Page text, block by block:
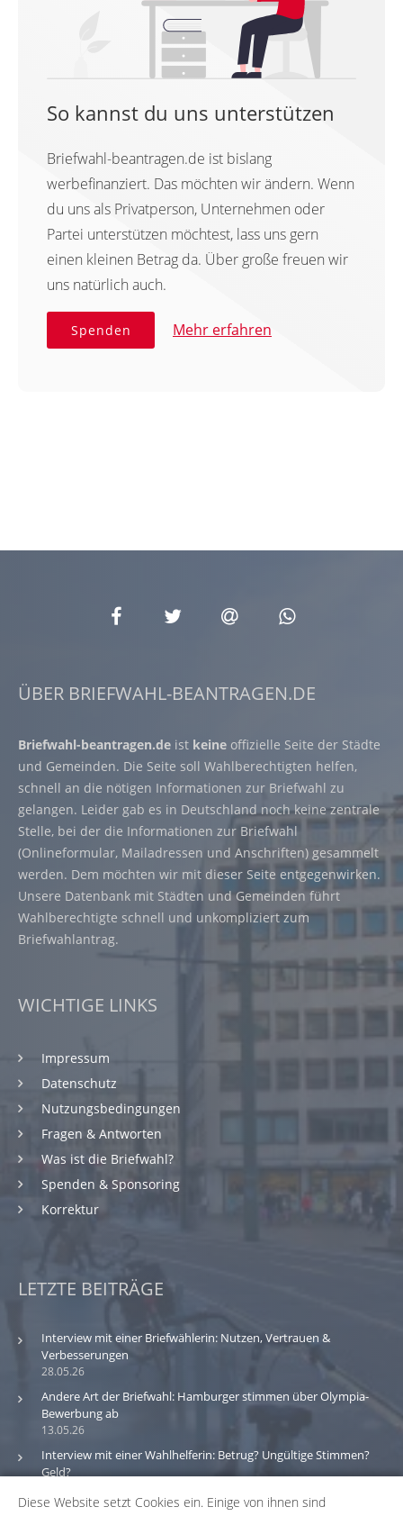
So kannst du uns unterstützen
Briefwahl-beantragen.de ist bislang
werbefinanziert. Das möchten wir ändern. Wenn
du uns als Privatperson, Unternehmen oder
Partei unterstützen möchtest, lass uns gern
einen kleinen Betrag da. Über große freuen wir
uns natürlich auch.
Spenden Mehr erfahren
ÜBER BRIEFWAHL-BEANTRAGEN.DE
Briefwahl-beantragen.de ist keine offizielle Seite der Städte
und Gemeinden. Die Seite soll Wahlberechtigten helfen,
schnell an die nötigen Informationen zur Briefwahl zu
gelangen. Leider gab es in Deutschland noch keine zentrale
Stelle, bei der die Informationen zur Briefwahl
(Onlineformular, Mailadressen und Anschriften) gesammelt
werden. Dem möchten wir mit dieser Seite entgegenwirken.
Unsere Datenbank mit Städten und Gemeinden führt
Wahlberechtigte schnell und unkompliziert zum
Briefwahlantrag.
WICHTIGE LINKS
Impressum
Datenschutz
Nutzungsbedingungen
Fragen & Antworten
Was ist die Briefwahl?
Spenden & Sponsoring
Korrektur
LETZTE BEITRÄGE
28.05.26
Interview mit einer Briefwählerin: Nutzen, Vertrauen &
Verbesserungen
13.05.26
Andere Art der Briefwahl: Hamburger stimmen über Olympia-
Bewerbung ab
Interview mit einer Wahlhelferin: Betrug? Ungültige Stimmen?
Geld?
Diese Website setzt Cookies ein. Einige von ihnen sind